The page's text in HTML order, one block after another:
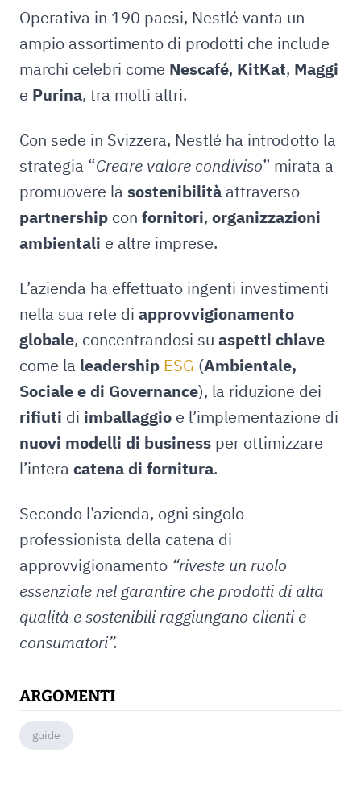
Operativa in 190 paesi, Nestlé vanta un
ampio assortimento di prodotti che include
marchi celebri come Nescafé, KitKat, Maggi
e Purina, tra molti altri.
Con sede in Svizzera, Nestlé ha introdotto la
strategia “Creare valore condiviso” mirata a
promuovere la sostenibilità attraverso
partnership con fornitori, organizzazioni
ambientali e altre imprese.
L’azienda ha effettuato ingenti investimenti
nella sua rete di approvvigionamento
globale, concentrandosi su aspetti chiave
come la leadership ESG (Ambientale,
Sociale e di Governance), la riduzione dei
rifiuti di imballaggio e l’implementazione di
nuovi modelli di business per ottimizzare
l’intera catena di fornitura.
Secondo l’azienda, ogni singolo
professionista della catena di
approvvigionamento “riveste un ruolo
essenziale nel garantire che prodotti di alta
qualità e sostenibili raggiungano clienti e
consumatori”.
ARGOMENTI
guide